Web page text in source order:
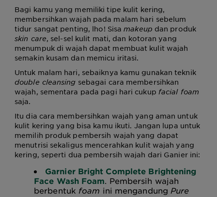
Bagi kamu yang memiliki tipe kulit kering,
membersihkan wajah pada malam hari sebelum
tidur sangat penting, lho! Sisamakeup dan produk
skin care, sel-sel kulit mati, dan kotoran yang
menumpuk di wajah dapat membuat kulit wajah
semakin kusam dan memicu iritasi.
Untuk malam hari, sebaiknya kamu gunakan teknik
double cleansing sebagai cara membersihkan
wajah, sementara pada pagi hari cukup facial foam
saja.
Itu dia cara membersihkan wajah yang aman untuk
kulit kering yang bisa kamu ikuti. Jangan lupa untuk
memilih produk pembersih wajah yang dapat
menutrisi sekaligus mencerahkan kulit wajah yang
kering, seperti dua pembersih wajah dari Ganier ini:
Garnier Bright Complete Brightening
Face Wash Foam. Pembersih wajah
berbentuk foam ini mengandung Pure